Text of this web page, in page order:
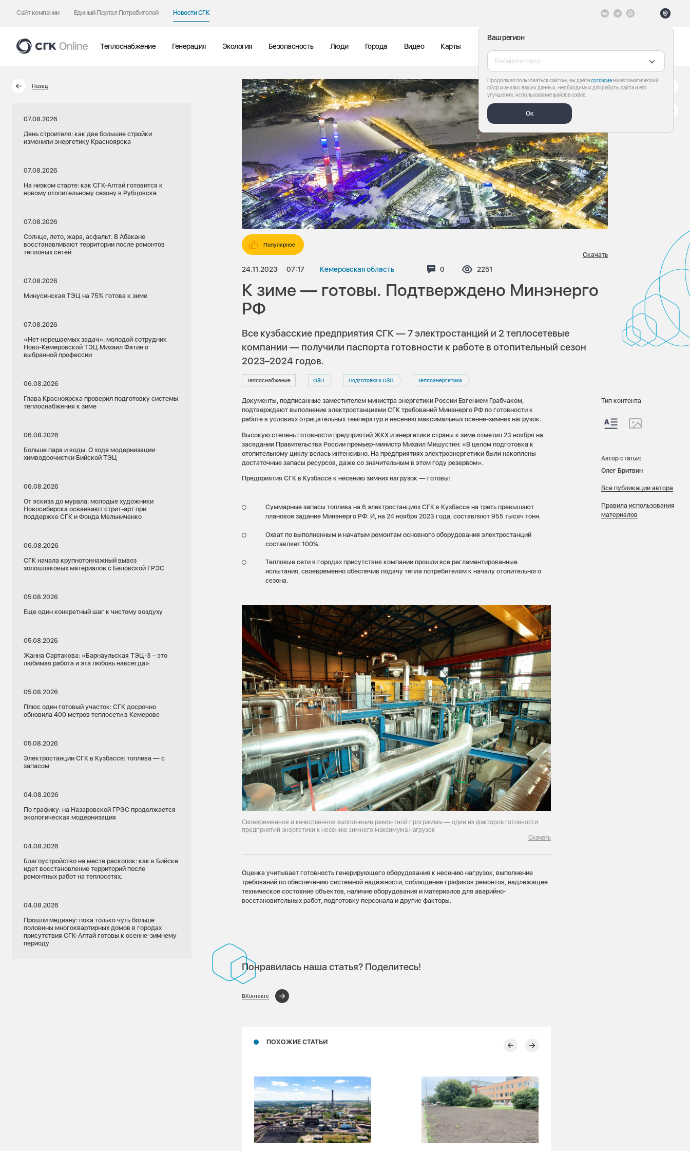
Сайт компании Единый Портал Потребителей Новости СГК
Ваш регион
Выберите город
Продолжая пользоваться сайтом, вы даётесогласиена автоматический
сбор и анализ ваших данных, необходимых для работы сайта и его
улучшения, использование файлов cookie.
Ок
Теплоснабжение Генерация Экология Безопасность Люди Города Видео Карты
Назад
07.08.2026
День строителя: как две большие стройки
изменили энергетику Красноярска
07.08.2026
На низком старте: как СГК-Алтай готовится к
новому отопительному сезону в Рубцовске
07.08.2026
Солнце, лето, жара, асфальт. В Абакане
восстанавливают территории после ремонтов
тепловых сетей
07.08.2026
Минусинская ТЭЦ на 75% готова к зиме
07.08.2026
«Нет нерешаемых задач»: молодой сотрудник
Ново-Кемеровской ТЭЦ Михаил Фатин о
выбранной профессии
06.08.2026
Глава Красноярска проверил подготовку системы
теплоснабжения к зиме
06.08.2026
Больше пара и воды. О ходе модернизации
химводоочистки Бийской ТЭЦ
06.08.2026
От эскиза до мурала: молодые художники
Новосибирска осваивают стрит-арт при
поддержке СГК и Фонда Мельниченко
06.08.2026
СГК начала крупнотоннажный вывоз
золошлаковых материалов с Беловской ГРЭС
05.08.2026
Еще один конкретный шаг к чистому воздуху
05.08.2026
Жанна Сартакова: «Барнаульская ТЭЦ-3 – это
любимая работа и эта любовь навсегда»
05.08.2026
Плюс один готовый участок: СГК досрочно
обновила 400 метров теплосети в Кемерове
05.08.2026
Электростанции СГК в Кузбассе: топлива — с
запасом
04.08.2026
По графику: на Назаровской ГРЭС продолжается
экологическая модернизация
04.08.2026
Благоустройство на месте раскопок: как в Бийске
идет восстановление территорий после
ремонтных работ на теплосетях.
04.08.2026
Прошли медиану: пока только чуть больше
половины многоквартирных домов в городах
присутствия СГК-Алтай готовы к осенне-зимнему
периоду
Популярное
24.11.2023 07:17 Кемеровская область Комментариев:
0 Просмотров:
2251
Скачать
К зиме — готовы. Подтверждено Минэнерго
РФ
Все кузбасские предприятия СГК — 7 электростанций и 2 теплосетевые
компании — получили паспорта готовности к работе в отопительный сезон
2023–2024 годов.
Теплоснабжение ОЗП Подготовка к ОЗП Теплоэнергетика
Документы, подписанные заместителем министра энергетики России Евгением Грабчаком,
подтверждают выполнение электростанциями СГК требований Минэнерго РФ по готовности к
работе в условиях отрицательных температур и несению максимальных осенне-зимних нагрузок.
Высокую степень готовности предприятий ЖКХ и энергетики страны к зиме отметил 23 ноября на
заседании Правительства России премьер-министр Михаил Мишустин: «В целом подготовка к
отопительному циклу велась интенсивно. На предприятиях электроэнергетики были накоплены
достаточные запасы ресурсов, даже со значительным в этом году резервом».
Предприятия СГК в Кузбассе к несению зимних нагрузок — готовы:
Суммарные запасы топлива на 6 электростанциях СГК в Кузбассе на треть превышают
плановое задание Минэнерго РФ. И, на 24 ноября 2023 года, составляют 955 тысяч тонн.
Охват по выполненным и начатым ремонтам основного оборудования электростанций
составляет 100%.
Тепловые сети в городах присутствия компании прошли все регламентированные
испытания, своевременно обеспечив подачу тепла потребителям к началу отопительного
сезона.
Своевременное и качественное выполнение ремонтной программы — один из факторов готовности
предприятий энергетики к несению зимнего максимума нагрузок
Скачать
Оценка учитывает готовность генерирующего оборудования к несению нагрузок, выполнение
требований по обеспечению системной надёжности, соблюдение графиков ремонтов, надлежащее
техническое состояние объектов, наличие оборудования и материалов для аварийно-
восстановительных работ, подготовку персонала и другие факторы.
Понравилась наша статья? Поделитесь!
ВКонтакте
ПОХОЖИЕ СТАТЬИ
Тип контента
Автор статьи:
Олег Бритвин
Все публикации автора
Правила использования
материалов